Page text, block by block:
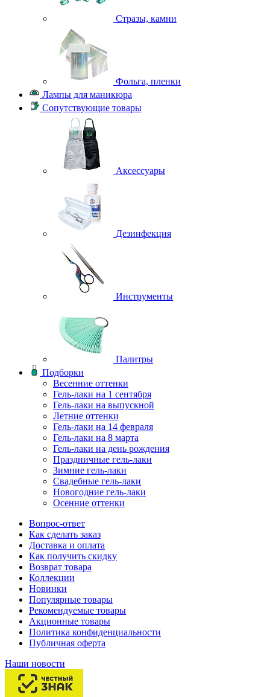
Стразы, камни
Фольга, пленки
Лампы для маникюра
Сопутствующие товары
Аксессуары
Дезинфекция
Инструменты
Палитры
Подборки
Весенние оттенки
Гель-лаки на 1 сентября
Гель-лаки на выпускной
Летние оттенки
Гель-лаки на 14 февраля
Гель-лаки на 8 марта
Гель-лаки на день рождения
Праздничные гель-лаки
Зимние гель-лаки
Свадебные гель-лаки
Новогодние гель-лаки
Осенние оттенки
Вопрос-ответ
Как сделать заказ
Доставка и оплата
Как получить скидку
Возврат товара
Коллекции
Новинки
Популярные товары
Рекомендуемые товары
Акционные товары
Политика конфиденциальности
Публичная оферта
Наши новости